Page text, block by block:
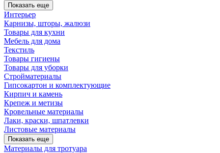
Показать еще
Интерьер
Карнизы, шторы, жалюзи
Товары для кухни
Мебель для дома
Текстиль
Товары гигиены
Товары для уборки
Стройматериалы
Гипсокартон и комплектующие
Кирпич и камень
Крепеж и метизы
Кровельные материалы
Лаки, краски, шпатлевки
Листовые материалы
Показать еще
Материалы для тротуара